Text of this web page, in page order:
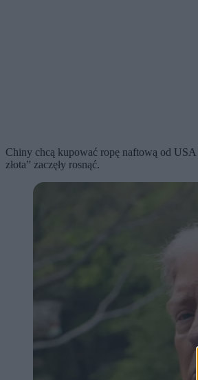
Chiny chcą kupować ropę naftową od
złota” zaczęły rosnąć.